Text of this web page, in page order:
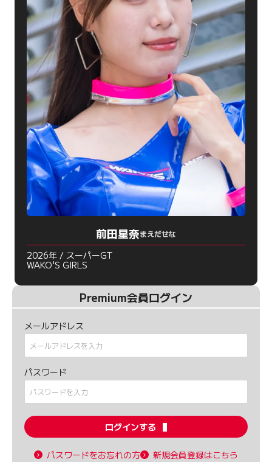
前田星奈まえだせな
2026年 / スーパーGT
WAKO'S GIRLS
Premium会員ログイン
メールアドレス
パスワード
ログインする
パスワードをお忘れの方 新規会員登録はこちら